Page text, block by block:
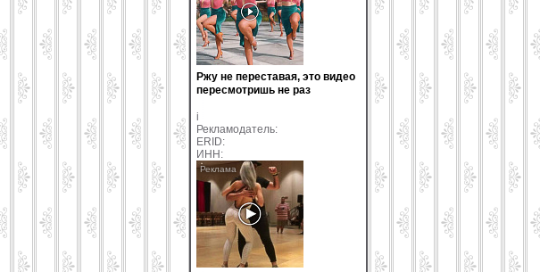
Ржу не переставая, это видео
пересмотришь не раз
i
Рекламодатель:
ERID:
ИНН: